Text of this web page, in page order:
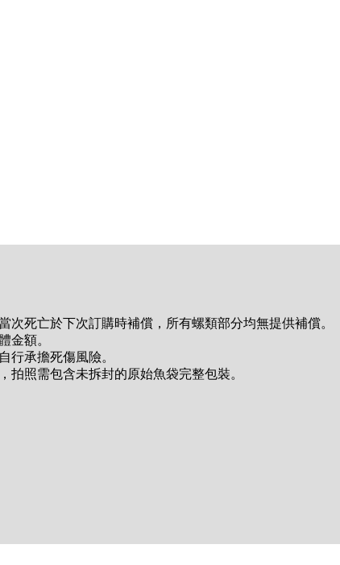
次死亡於下次訂購時補償，所有螺類部分均無提供補償。
金額。
行承擔死傷風險。
拍照需包含未拆封的原始魚袋完整包裝。